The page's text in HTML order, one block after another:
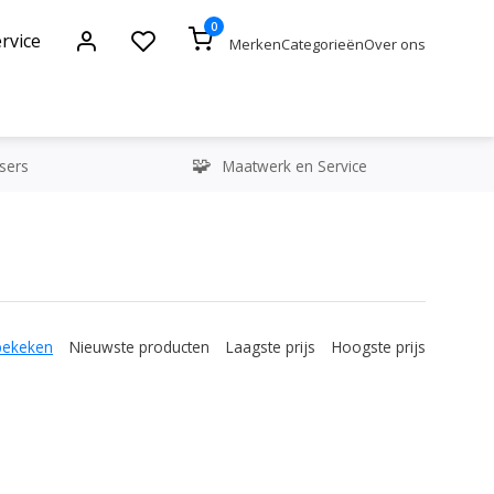
0
MerkenCategorieënOver ons
Maatwerk en Service
Nieuwste producten Laagste prijs Hoogste prijs